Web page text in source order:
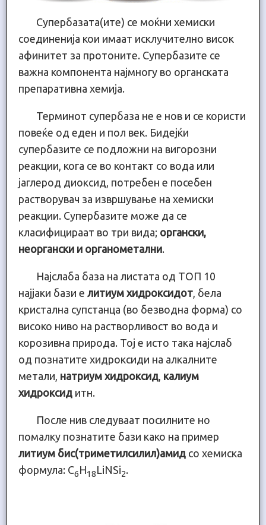
Супербазата(ите) се моќни хемиски
соединенија кои имаат исклучително висок
афинитет за протоните. Супербазите се
важна компонента најмногу во органската
препаративна хемија.
Терминот супербаза не е нов и се користи
повеќе од еден и пол век. Бидејќи
супербазите се подложни на вигорозни
реакции, кога се во контакт со вода или
јаглерод диоксид, потребен е посебен
растворувач за извршување на хемиски
реакции. Супербазите може да се
класифицираат во три вида; органски,
неоргански и органометални.
Најслаба база на листата од ТОП 10
најјаки бази е литиум хидроксидот, бела
кристална супстанца (во безводна форма) со
високо ниво на растворливост во вода и
корозивна природа. Тој е исто така најслаб
од познатите хидроксиди на алкалните
метали, натриум хидроксид, калиум
хидроксид итн.
После нив следуваат посилните но
помалку познатите бази како на пример
литиум бис(триметилсилил)амид со хемиска
формула: C6H18LiNSi2.